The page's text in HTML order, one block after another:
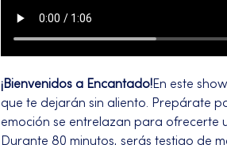
¡Bienvenidos a Encantado!En este
que te dejarán sin aliento. Prepárate
emoción se entrelazan para ofrecerte
Durante 80 minutos, serás testigo de